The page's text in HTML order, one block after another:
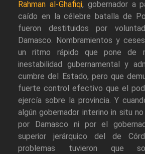
Rahman al-Ghafiqi, gobernador a
caído en la célebre batalla de
fueron destituidos por
Damasco. Nombramientos y
un ritmo rápido que pone de
inestabilidad gubernamental y
cumbre del Estado, pero que
fuerte control efectivo que el
ejercía sobre la provincia. Y
algún gobernador interino in situ
por Damasco ni por el
superior jerárquico del de
problemas tuvieron que